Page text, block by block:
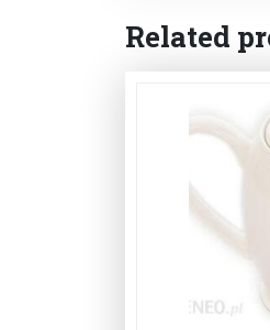
Related